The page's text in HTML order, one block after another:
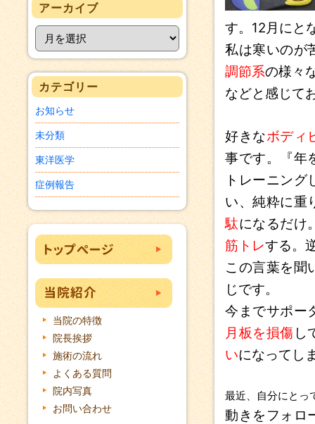
アーカイブ
カテゴリー
お知らせ
未分類
東洋医学
症例報告
当院の特徴
院長挨拶
施術の流れ
よくある質問
院内写真
お問い合わせ
す。12月にと
私は寒いのが
調節系の様々
などと感じて
好きなボディ
事です。『年
トレーニン
い、純粋に重
駄になるだけ
筋トレする。
この言葉を聞
じです。
今までサポー
月板を損傷 し
いになってし
最近、自分にとっ
動きをフォロ